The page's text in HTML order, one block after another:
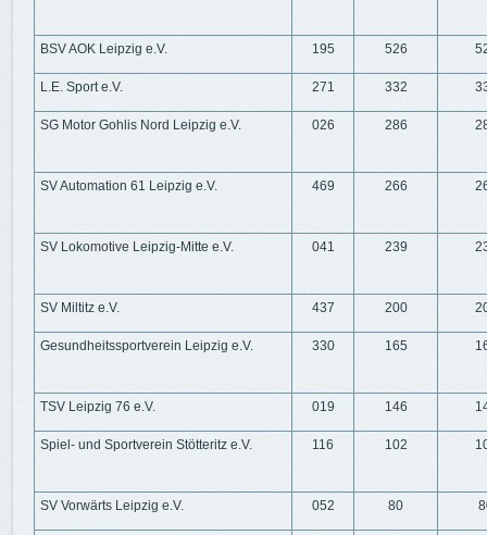
BSV AOK Leipzig e.V. 195 526
L.E. Sport e.V. 271 332
SG Motor Gohlis Nord Leipzig e.V. 026 286
SV Automation 61 Leipzig e.V. 469 266
SV Lokomotive Leipzig-Mitte e.V. 041 239
SV Miltitz e.V. 437 200
Gesundheitssportverein Leipzig e.V. 330 165
TSV Leipzig 76 e.V. 019 146
Spiel- und Sportverein Stötteritz e.V. 116 102
SV Vorwärts Leipzig e.V. 052 80